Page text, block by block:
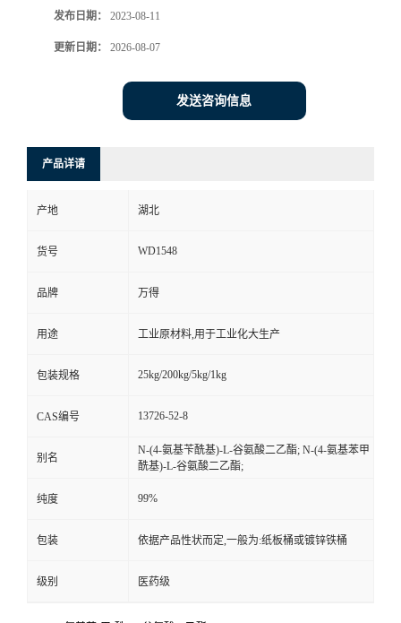
发布日期： 2023-08-11
更新日期： 2026-08-07
发送咨询信息
产品详请
产地 湖北
货号 WD1548
品牌 万得
用途 工业原材料,用于工业化大生产
包装规格 25kg/200kg/5kg/1kg
CAS编号 13726-52-8
别名
N-(4-氨基苄酰基)-L-谷氨酸二乙酯; N-(4-氨基苯甲
酰基)-L-谷氨酸二乙酯;
纯度 99%
包装 依据产品性状而定,一般为:纸板桶或镀锌铁桶
级别 医药级